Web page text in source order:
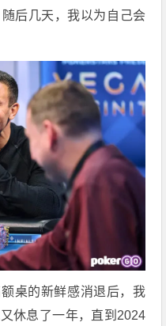
后几天，我以为自己会
桌的新鲜感消退后，我
休息了一年，直到2024